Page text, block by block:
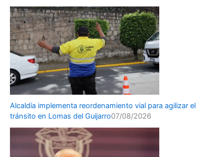
Alcaldía implementa reordenamiento vial para agilizar el
tránsito en Lomas del Guijarro07/08/2026